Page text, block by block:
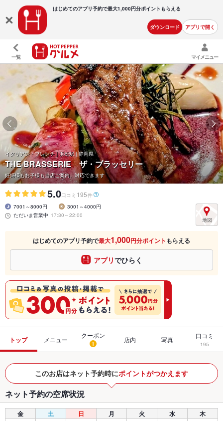
はじめてのアプリ予約で最大1,000円分ポイントもらえる
ダウンロード アプリで開く
一覧 マイメニュー
イタリアン・フレンチ | 浜松駅 | 静岡県
THE BRASSERIE ザ・ブラッセリー
妊婦様もお子様も当店ご案内、対応できます
5.0口コミ 195件
7001～8000円
3001～4000円
ただいま営業中 17:30～22:00
はじめてのアプリ予約で最大1,000円分ポイント もらえる
アプリでひらく
トップ メニュー
クーポン
1 店内 写真 口コミ
195
このお店はネット予約時にポイントがつかえます
ネット予約の空席状況
金 土 日 月 火 水 木